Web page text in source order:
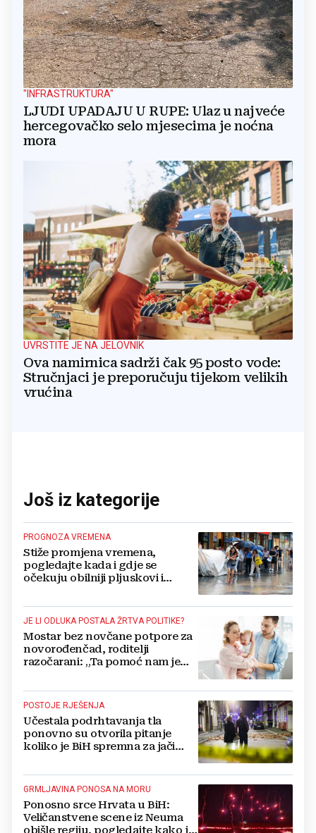
"INFRASTRUKTURA"
LJUDI UPADAJU U RUPE: Ulaz u najveće
hercegovačko selo mjesecima je noćna
mora
UVRSTITE JE NA JELOVNIK
Ova namirnica sadrži čak 95 posto vode:
Stručnjaci je preporučuju tijekom velikih
vrućina
Još iz kategorije
PROGNOZA VREMENA
Stiže promjena vremena,
pogledajte kada i gdje se
očekuju obilniji pljuskovi i
JE LI ODLUKA POSTALA ŽRTVA POLITIKE?
Mostar bez novčane potpore za
novorođenčad, roditelji
razočarani: „Ta pomoć nam je
POSTOJE RJEŠENJA
Učestala podrhtavanja tla
ponovno su otvorila pitanje
koliko je BiH spremna za jači
GRMLJAVINA PONOSA NA MORU
Ponosno srce Hrvata u BiH:
Veličanstvene scene iz Neuma
obišle regiju, pogledajte kako je